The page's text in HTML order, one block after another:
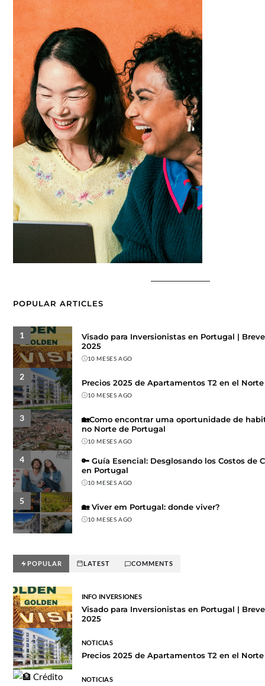
POPULAR ARTICLES
1
Visado para Inversionistas en Portugal |
2025
10 MESES AGO
2
Precios 2025 de Apartamentos T2 en el
10 MESES AGO
3
🏡Como encontrar uma oportunidade de
no Norte de Portugal
10 MESES AGO
4
🔑 Guía Esencial: Desglosando los Costos de
en Portugal
10 MESES AGO
5
🏡 Viver em Portugal: donde viver?
10 MESES AGO
POPULAR LATEST COMMENTS
INFO INVERSIONES
Visado para Inversionistas en Portugal |
2025
NOTICIAS
Precios 2025 de Apartamentos T2 en el
NOTICIAS